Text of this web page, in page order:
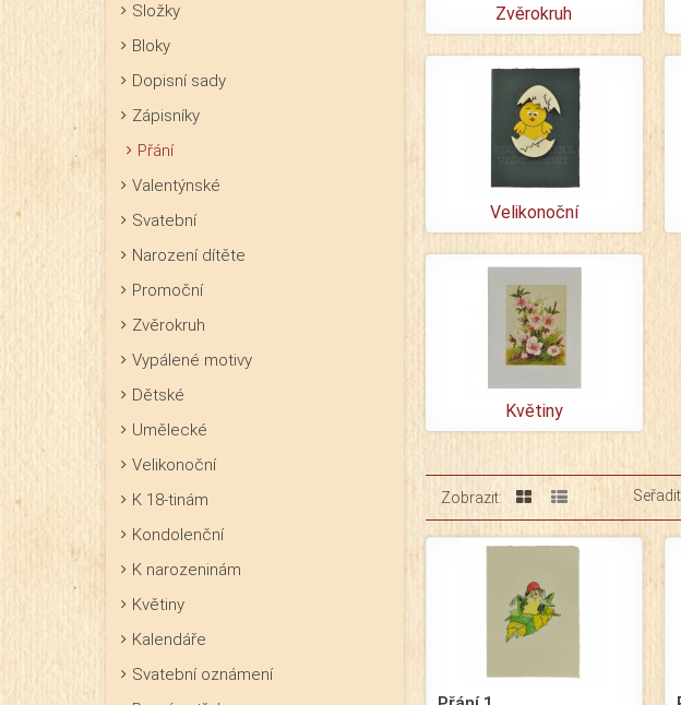
Zvěrokruh
Velikonoční
Květiny
Zobrazit:
Složky
Bloky
Dopisní sady
Zápisníky
Přání
Valentýnské
Svatební
Narození dítěte
Promoční
Zvěrokruh
Vypálené motivy
Dětské
Umělecké
Velikonoční
K 18-tinám
Kondolenční
K narozeninám
Květiny
Kalendáře
Svatební oznámení